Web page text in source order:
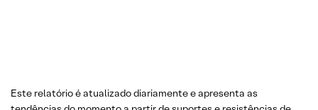
Este relatório é atualizado diariamente e apresenta as